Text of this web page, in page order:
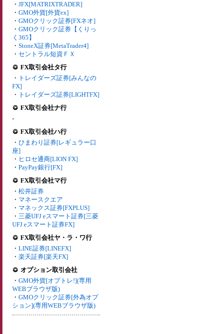
・ JFX[MATRIXTRADER]
・ GMO外貨[外貨ex]
・ GMOクリック証券[FXネオ]
・ GMOクリック証券【くりっ
く365】
・ StoneX証券[MetaTrader4]
・ セントラル短資ＦＸ
FX取引会社タ行
・ トレイダーズ証券[みんなの
FX]
・ トレイダーズ証券[LIGHTFX]
FX取引会社ナ行
-
FX取引会社ハ行
・ ひまわり証券[レギュラー口
座]
・ ヒロセ通商[LION FX]
・ PayPay銀行[FX]
FX取引会社マ行
・ 松井証券
・ マネースクエア
・ マネックス証券[FXPLUS]
・ 三菱UFJ eスマート証券[三菱
UFJ eスマート証券FX]
FX取引会社ヤ・ラ・ワ行
・ LINE証券[LINEFX]
・ 楽天証券[楽天FX]
オプション取引会社
・ GMO外貨[オプトレ!](専用
WEBブラウザ版)
・ GMOクリック証券[外為オプ
ション](専用WEBブラウザ版)